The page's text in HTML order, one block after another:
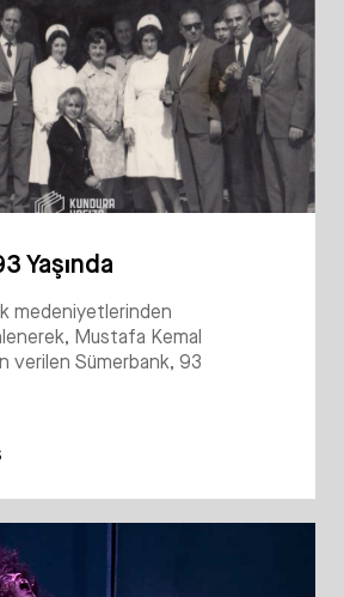
Yaşında
medeniyetlerinden
Mustafa Kemal
verilen Sümerbank, 93